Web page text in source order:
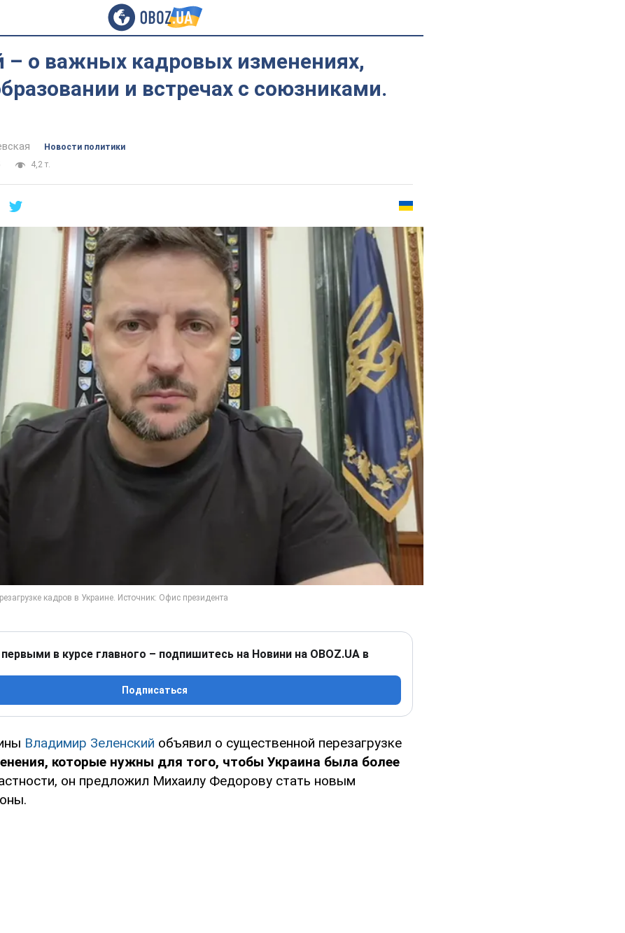
– о важных кадровых изменениях,
и встречах с союзниками.
Новости политики
4,2 т.
в курсе главного – подпишитесь на Новини на OBOZ.UA в
Подписаться
Владимир Зеленский объявил о существенной перезагрузке
которые нужны для того, чтобы Украина была более
он предложил Михаилу Федорову стать новым